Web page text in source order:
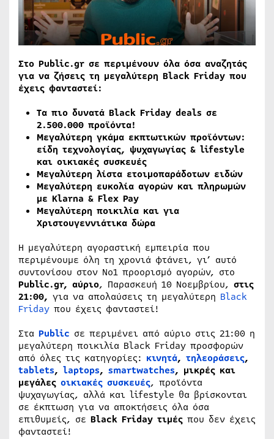
Στο Public.gr σε περιμένουν όλα όσα αναζητάς
για να ζήσεις τη μεγαλύτερη Black Friday που
έχεις φανταστεί:
Τα πιο δυνατά Black Friday deals σε
2.500.000 προϊόντα!
Μεγαλύτερη γκάμα εκπτωτικών προϊόντων:
είδη τεχνολογίας, ψυχαγωγίας & lifestyle
και οικιακές συσκευές
Μεγαλύτερη λίστα ετοιμοπαράδοτων ειδών
Μεγαλύτερη ευκολία αγορών και πληρωμών
με Klarna & Flex Pay
Μεγαλύτερη ποικιλία και για
Χριστουγεννιάτικα δώρα
Η μεγαλύτερη αγοραστική εμπειρία που
περιμένουμε όλη τη χρονιά φτάνει, γι’ αυτό
συντονίσου στον Νο1 προορισμό αγορών, στο
Public.gr, αύριο, Παρασκευή 10 Νοεμβρίου, στις
21:00, για να απολαύσεις τη μεγαλύτερη Black
Friday που έχεις φανταστεί!
Στα Public σε περιμένει από αύριο στις 21:00 η
μεγαλύτερη ποικιλία Black Friday προσφορών
από όλες τις κατηγορίες: κινητά, τηλεοράσεις,
tablets, laptops, smartwatches, μικρές και
μεγάλες οικιακές συσκευές, προϊόντα
ψυχαγωγίας, αλλά και lifestyle θα βρίσκονται
σε έκπτωση για να αποκτήσεις όλα όσα
επιθυμείς, σε Black Friday τιμές που δεν έχεις
φανταστεί!